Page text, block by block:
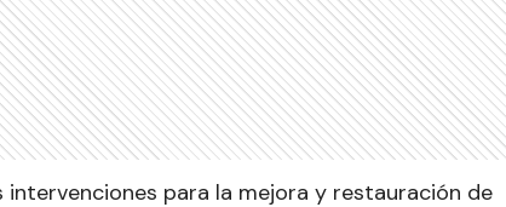
para la mejora y restauración de